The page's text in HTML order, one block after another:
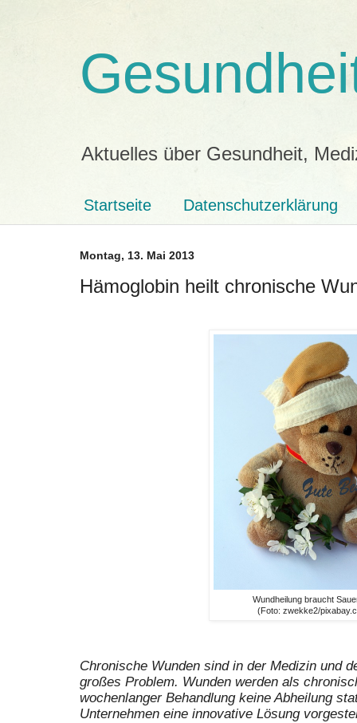
Aktuelles über Gesundheit,
Startseite Datenschutzerklärung
Montag, 13. Mai 2013
Hämoglobin heilt chronische
Wundheilung braucht
(Foto: zwekke2/
Chronische Wunden sind in der Medizin und
großes Problem. Wunden werden als
wochenlanger Behandlung keine Abheilung
Unternehmen eine innovative Lösung